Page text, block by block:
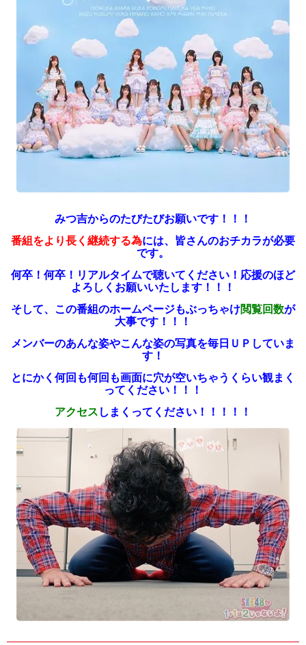
みつ吉からのたびたびお願いです！！！
番組をより長く継続する為には、皆さんのおチカラが必要
です。
何卒！何卒！リアルタイムで聴いてください！ 応援のほど
よろしくお願いいたします！！！
そして、この番組のホームページもぶっちゃけ閲覧回数が
大事です！！！
メンバーのあんな姿やこんな姿の写真を毎日ＵＰしていま
す！
とにかく何回も何回も画面に穴が空いちゃうくらい観まく
ってください！！！
アクセス しまくってください！！！！！